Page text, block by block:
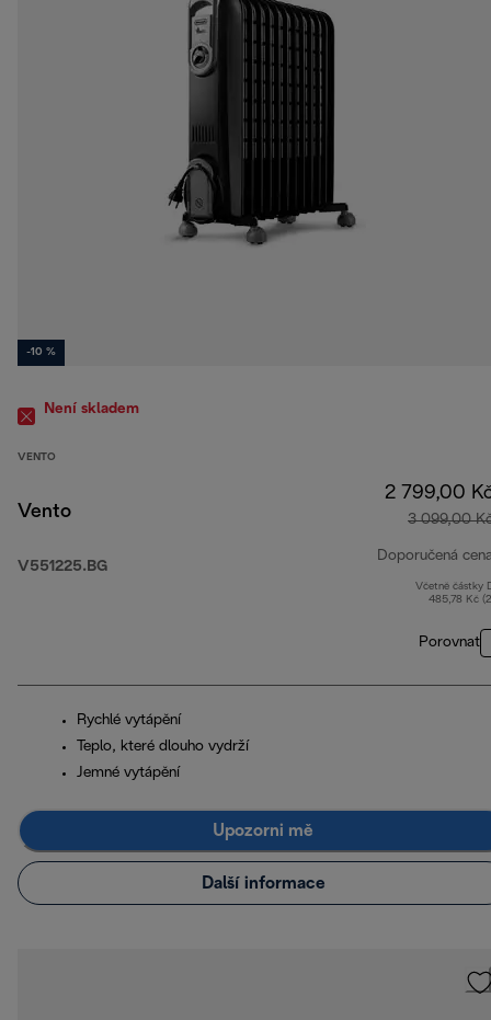
-10 %
Není skladem
VENTO
Vento
V551225.BG
2 799,00
3 099,00
Doporučená
Včetně částky
485,78 Kč
Porovnat
Rychlé vytápění
Teplo, které dlouho vydrží
Jemné vytápění
Upozorni mě
Další informace